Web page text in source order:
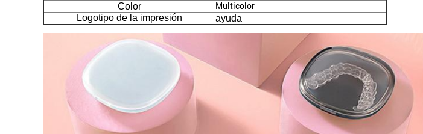
Color
Multicolor
Logotipo de la impresión ayuda